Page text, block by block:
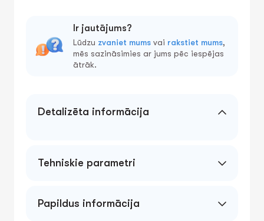
Ir jautājums?
Lūdzu zvaniet mums vai rakstiet mums,
mēs sazināsimies ar jums pēc iespējas
ātrāk.
Detalizēta informācija
Tehniskie parametri
Papildus informācija